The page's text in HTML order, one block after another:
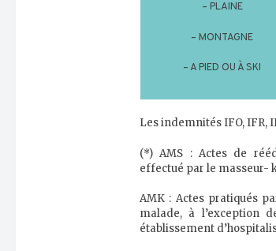
– PLAINE
– MONTAGNE
– A PIED OU À SKI
Les indemnités IFO, IFR,
(*) AMS : Actes de
effectué par le masseur-
AMK : Actes pratiqués
malade, à l’exception
établissement